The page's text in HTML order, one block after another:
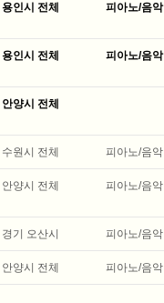
용인시 전체 피아노/음악
용인시 전체 피아노/음악
안양시 전체
수원시 전체 피아노/음악
안양시 전체 피아노/음악
경기 오산시 피아노/음악
안양시 전체 피아노/음악